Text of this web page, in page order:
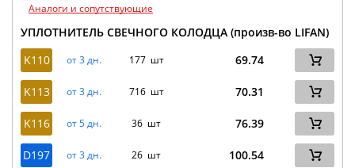
Аналоги и сопутствующие
УПЛОТНИТЕЛЬ СВЕЧНОГО КОЛОДЦА (произв-во LIFAN)
K110
от 3 дн. 177 шт 69.74
K113 от 3 дн. 716 шт 70.31
K116 от 5 дн. 36 шт 76.39
D197 от 3 дн. 26 шт 100.54